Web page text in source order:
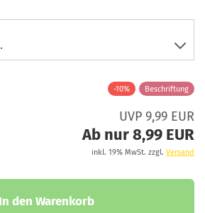
-10% Beschriftung
UVP 9,99 EUR
Ab nur 8,99 EUR
inkl. 19% MwSt. zzgl. Versand
In den Warenkorb